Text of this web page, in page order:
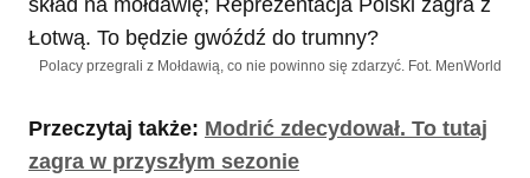
Polacy przegrali z Mołdawią, co nie powinno się zdarzyć. Fot. MenWorld
Przeczytaj także: Modrić zdecydował. To tutaj
zagra w przyszłym sezonie